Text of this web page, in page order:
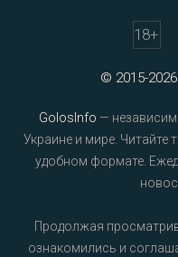
18+
© 2015-
GolosInfo —
Украине и мире. Читайте
удобном формате.
Продолжая
ознакомились и